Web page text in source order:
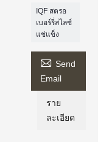
IQF สตรอ
เบอร์รี่สไลซ์
แช่แข็ง
 Send
Email
ราย
ละเอียด